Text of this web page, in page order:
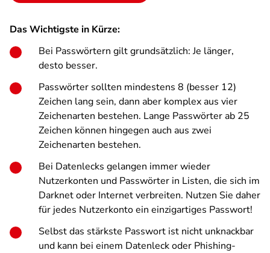
Das Wichtigste in Kürze:
Bei Passwörtern gilt grundsätzlich: Je länger,
desto besser.
Passwörter sollten mindestens 8 (besser 12)
Zeichen lang sein, dann aber komplex aus vier
Zeichenarten bestehen. Lange Passwörter ab 25
Zeichen können hingegen auch aus zwei
Zeichenarten bestehen.
Bei Datenlecks gelangen immer wieder
Nutzerkonten und Passwörter in Listen, die sich im
Darknet oder Internet verbreiten. Nutzen Sie daher
für jedes Nutzerkonto ein einzigartiges Passwort!
Selbst das stärkste Passwort ist nicht unknackbar
und kann bei einem Datenleck oder Phishing-